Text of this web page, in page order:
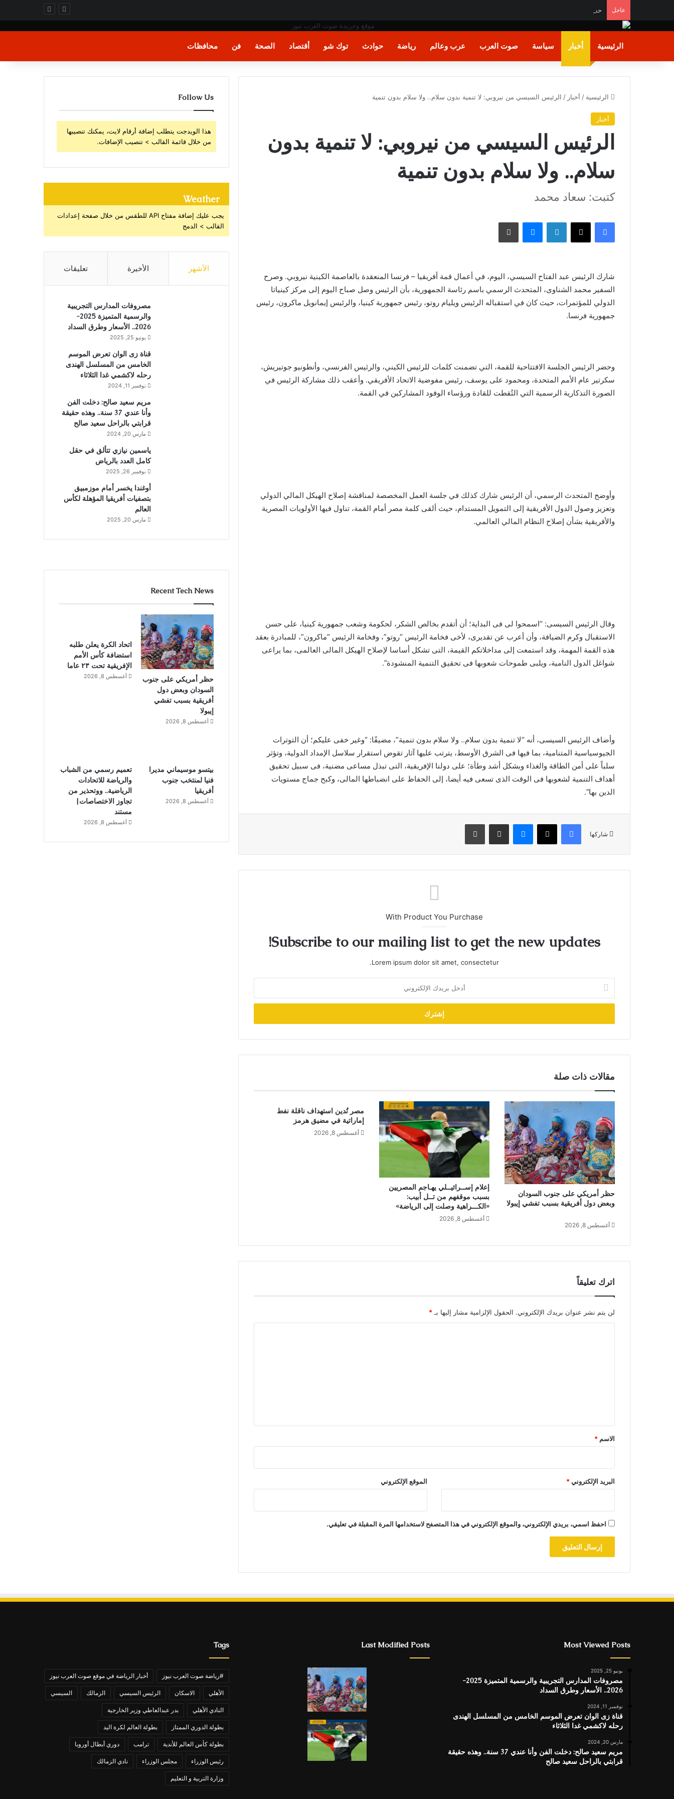
عاجل حظر أمريكي على جنوب السودان وبعض دول أفريقية بسبب تفشي إيبولا
الرئيسية أخبار سياسة صوت العرب عرب وعالم رياضة حوادث توك شو أقتصاد الصحة فن محافظات
الرئيسية / أخبار / الرئيس السيسي من نيروبي: لا تنمية بدون سلام.. ولا سلام بدون تنمية
أخبار
الرئيس السيسي من نيروبي: لا تنمية بدون
سلام.. ولا سلام بدون تنمية
كتبت: سعاد محمد
فيسبوك X لينكدإن ماسنجر طباعة
شارك الرئيس عبد الفتاح السيسي، اليوم، في أعمال قمة أفريقيا – فرنسا المنعقدة بالعاصمة الكينية نيروبي. وصرح
السفير محمد الشناوى، المتحدث الرسمي باسم رئاسة الجمهورية، بأن الرئيس وصل صباح اليوم إلى مركز كينياتا
الدولي للمؤتمرات، حيث كان في استقباله الرئيس ويليام روتو، رئيس جمهورية كينيا، والرئيس إيمانويل ماكرون، رئيس
جمهورية فرنسا.
وحضر الرئيس الجلسة الافتتاحية للقمة، التي تضمنت كلمات للرئيس الكيني، والرئيس الفرنسي، وأنطونيو جوتيريش،
سكرتير عام الأمم المتحدة، ومحمود على يوسف، رئيس مفوضية الاتحاد الأفريقي. وأعقب ذلك مشاركة الرئيس في
الصورة التذكارية الرسمية التي التُقطت للقادة ورؤساء الوفود المشاركين في القمة.
وأوضح المتحدث الرسمي، أن الرئيس شارك كذلك في جلسة العمل المخصصة لمناقشة إصلاح الهيكل المالي الدولي
وتعزيز وصول الدول الأفريقية إلى التمويل المستدام، حيث ألقى كلمة مصر أمام القمة، تناول فيها الأولويات المصرية
والأفريقية بشأن إصلاح النظام المالي العالمي.
وقال الرئيس السيسى: “اسمحوا لى فى البداية؛ أن أتقدم بخالص الشكر، لحكومة وشعب جمهورية كينيا، على حسن
الاستقبال وكرم الضيافة، وأن أعرب عن تقديرى، لأخى فخامة الرئيس “روتو”، وفخامة الرئيس “ماكرون”، للمبادرة بعقد
هذه القمة المهمة، وقد استمعت إلى مداخلاتكم القيمة، التى تشكل أساسا لإصلاح الهيكل المالى العالمى، بما يراعى
شواغل الدول النامية، ويلبى طموحات شعوبها فى تحقيق التنمية المنشودة”.
وأضاف الرئيس السيسى، أنه “لا تنمية بدون سلام.. ولا سلام بدون تنمية”، مضيفًا: “وغير خفى عليكم؛ أن التوترات
الجيوسياسية المتنامية، بما فيها فى الشرق الأوسط، يترتب عليها آثار تقوض استقرار سلاسل الإمداد الدولية، وتؤثر
سلباً على أمن الطاقة والغذاء وبشكل أشد وطأة؛ على دولنا الإفريقية، التى تبذل مساعى مضنية، فى سبيل تحقيق
أهداف التنمية لشعوبها فى الوقت الذى تسعى فيه أيضا، إلى الحفاظ على انضباطها المالى، وكبح جماح مستويات
الدين بها”.
شاركها
فيسبوك X ماسنجر مشاركة عبر البريد طباعة
With Product You Purchase
Subscribe to our mailing list to get the new updates!
Lorem ipsum dolor sit amet, consectetur.
بريدك
الإلكتروني
مقالات ذات صلة
حظر أمريكي على جنوب السودان
وبعض دول أفريقية بسبب تفشي إيبولا
أغسطس 8, 2026
إعلام إســرائيــلي يهـاجم المصريين
بسبب موقفهم من تــل أبيب:
«الكـــراهية وصلت إلى الرياضة»
أغسطس 8, 2026
مصر تُدين استهداف ناقلة نفط
إماراتية في مضيق هرمز
أغسطس 8, 2026
اترك تعليقاً
لن يتم نشر عنوان بريدك الإلكتروني. الحقول الإلزامية مشار إليها بـ *
*
الاسم *
البريد الإلكتروني* الموقع الإلكتروني
احفظ اسمي، بريدي الإلكتروني، والموقع الإلكتروني في هذا المتصفح لاستخدامها المرة المقبلة في تعليقي.
Follow Us
هذا الويدجت يتطلب إضافة أرقام لايت، يمكنك تنصيبها
من خلال قائمة القالب > تنصيب الإضافات.
Weather
يجب عليك إضافة مفتاح API للطقس من خلال صفحة إعدادات
القالب > الدمج
الأشهر الأخيرة تعليقات
مصروفات المدارس التجريبية
والرسمية المتميزة 2025-
2026.. الأسعار وطرق السداد
يونيو 25, 2025
قناة زى الوان تعرض الموسم
الخامس من المسلسل الهندى
رحله لاكشمي غدا الثلاثاء
نوفمبر 11, 2024
مريم سعيد صالح: دخلت الفن
وأنا عندي 37 سنة.. وهذه حقيقة
قرابتي بالراحل سعيد صالح
مارس 20, 2024
ياسمين نيازي تتألق في حقل
كامل العدد بالرياض
نوفمبر 26, 2025
أوغندا يخسر أمام موزمبيق
بتصفيات أفريقيا المؤهلة لكأس
العالم
مارس 20, 2025
Recent Tech News
حظر أمريكي على جنوب
السودان وبعض دول
أفريقية بسبب تفشي
إيبولا
أغسطس 8, 2026
اتحاد الكرة يعلن طلبه
استضافة كأس الأمم
الإفريقية تحت ٢٣ عاما
أغسطس 8, 2026
بيتسو موسيماني مديرا
فنيا لمنتخب جنوب
أفريقيا
أغسطس 8, 2026
تعميم رسمي من الشباب
والرياضة للاتحادات
الرياضية.. ووتحذير من
تجاوز الاختصاصات|
مستند
أغسطس 8, 2026
Most Viewed Posts
يونيو 25, 2025
مصروفات المدارس التجريبية والرسمية المتميزة 2025-
2026.. الأسعار وطرق السداد
نوفمبر 11, 2024
قناة زى الوان تعرض الموسم الخامس من المسلسل الهندى
رحله لاكشمي غدا الثلاثاء
مارس 20, 2024
مريم سعيد صالح: دخلت الفن وأنا عندي 37 سنة.. وهذه حقيقة
قرابتي بالراحل سعيد صالح
Last Modified Posts
Tags
#رياضة صوت العرب نيوز أخبار الرياضة في موقع صوت العرب نيوز
الأهلي الاسكان الرئيس السيسي الزمالك السيسي
النادي الأهلي بدر عبدالعاطي وزير الخارجية
بطولة الدوري الممتاز بطولة العالم لكرة اليد
بطولة كأس العالم للأندية ترامب دوري أبطال أوروبا
رئيس الوزراء مجلس الوزراء نادي الزمالك
وزارة التربية و التعليم